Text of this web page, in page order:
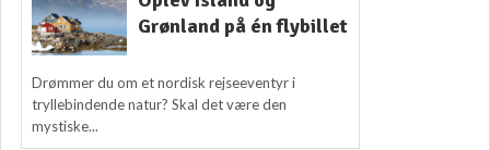
Grønland på én flybillet
Drømmer du om et nordisk rejseeventyr i
tryllebindende natur? Skal det være den
mystiske...